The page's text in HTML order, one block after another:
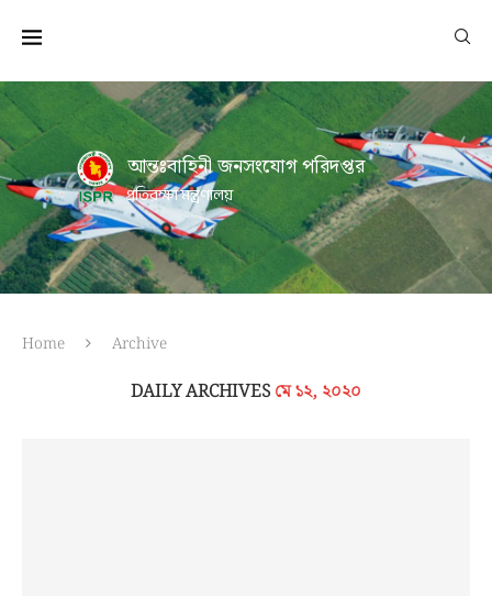
আন্তঃবাহিনী জনসংযোগ পরিদপ্তর
প্রতিরক্ষা মন্ত্রণালয়
Home Archive
DAILY ARCHIVES মে ১২, ২০২০